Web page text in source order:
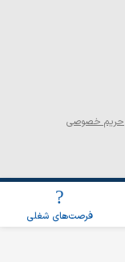
حریم خصوصی
فرصت‌های شغلی